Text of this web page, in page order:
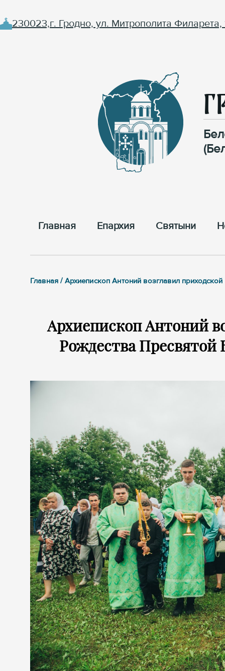
230023,г. Гродно, ул. Митрополита Филарета,
Главная Епархия Cвятыни
Главная / Архиепископ Антоний возглавил
Архиепископ Антоний
Рождества Пресвятой